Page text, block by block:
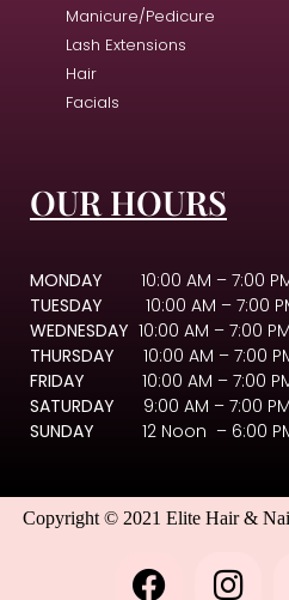
Manicure/Pedicure
Lash Extensions
Hair
Facials
OUR HOURS
MONDAY 10:00 AM – 7:00
TUESDAY
10:00 AM – 7:00
WEDNESDAY 10:00 AM – 7:00 PM
THURSDAY 10:00 AM – 7:00
FRIDAY 10:00 AM – 7:00
SATURDAY 9:00 AM – 7:00 PM
SUNDAY 12 Noon – 6:00
Copyright © 2021 Elite Hair &